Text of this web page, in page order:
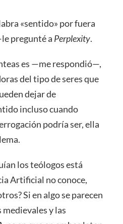
«sentido» por fuera
pregunté a Perplexity.
es —me respondió—,
del tipo de seres que
dejar de
incluso cuando
podría ser, ella
los teólogos está
Artificial no conoce,
Si en algo se parecen
y las